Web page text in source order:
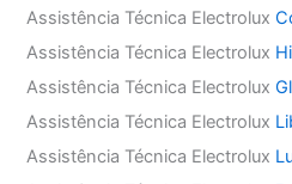
Assistência Técnica Electrolux
Assistência Técnica Electrolux
Assistência Técnica Electrolux
Assistência Técnica Electrolux
Assistência Técnica Electrolux